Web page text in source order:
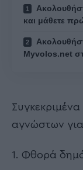
και μάθετε
Myvolos.net
αγνώστων
1. Φθορά